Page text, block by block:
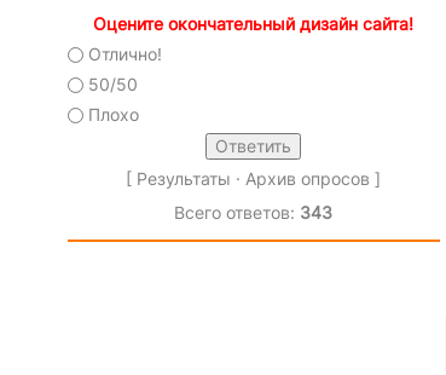
Оцените окончательный дизайн сайта!
Отлично!
50/50
Плохо
[ Результаты · Архив опросов ]
Всего ответов: 343